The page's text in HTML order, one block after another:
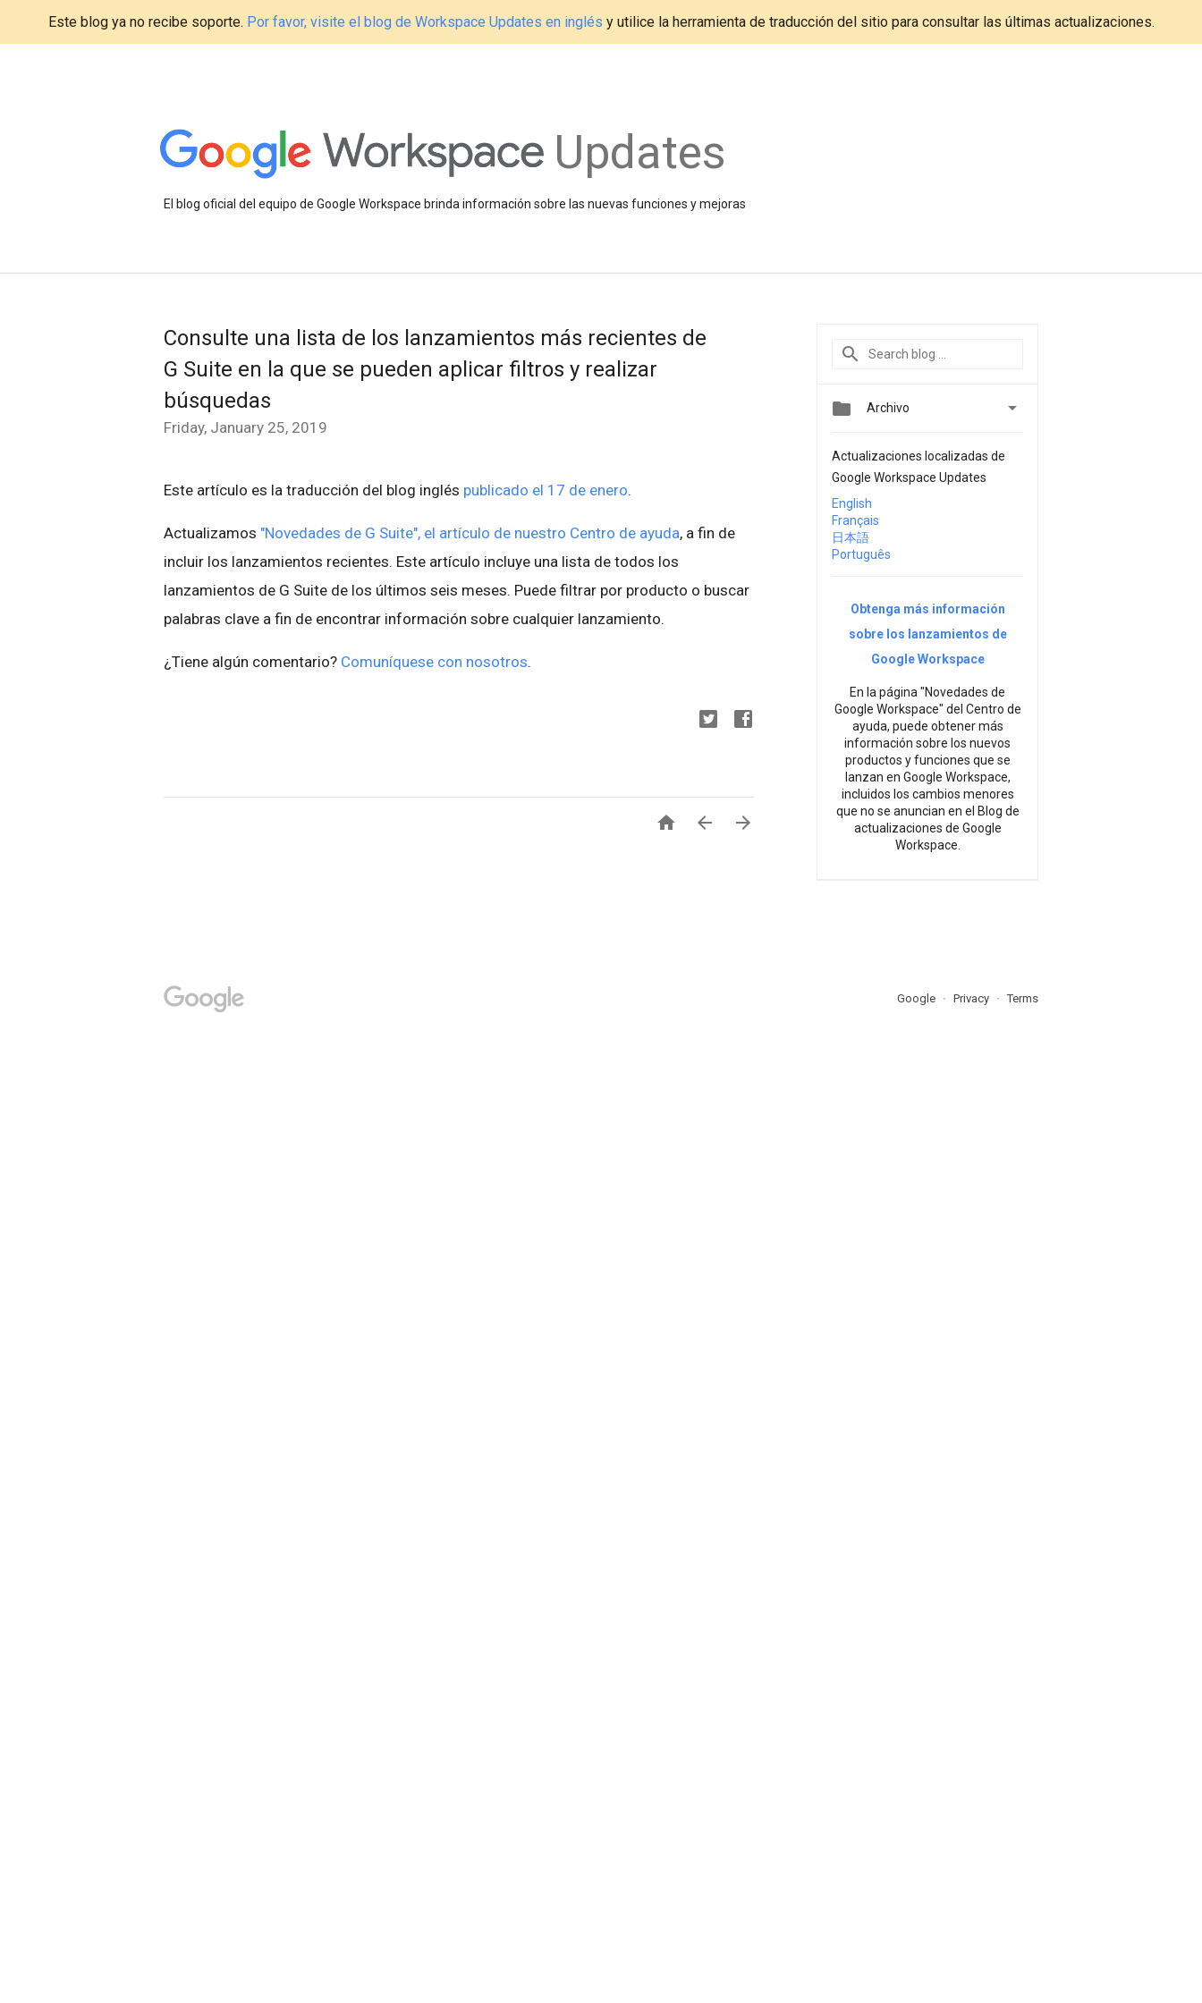
Este blog ya no recibe soporte. Por favor, visite el blog de Workspace Updates en inglés y utilice la herramienta de traducción del sitio para consultar las últimas actualizaciones.
Updates
El blog oficial del equipo de Google Workspace brinda información sobre las nuevas funciones y mejoras
Consulte una lista de los lanzamientos más recientes de
G Suite en la que se pueden aplicar filtros y realizar
búsquedas
Friday, January 25, 2019
Este artículo es la traducción del blog inglés publicado el 17 de enero.
Actualizamos "Novedades de G Suite", el artículo de nuestro Centro de ayuda, a fin de
incluir los lanzamientos recientes. Este artículo incluye una lista de todos los
lanzamientos de G Suite de los últimos seis meses. Puede filtrar por producto o buscar
palabras clave a fin de encontrar información sobre cualquier lanzamiento.
¿Tiene algún comentario? Comuníquese con nosotros.
  
 Archivo 
Actualizaciones localizadas de
Google Workspace Updates
English
Français
日本語
Português
Obtenga más información
sobre los lanzamientos de
Google Workspace
En la página "Novedades de
Google Workspace" del Centro de
ayuda, puede obtener más
información sobre los nuevos
productos y funciones que se
lanzan en Google Workspace,
incluidos los cambios menores
que no se anuncian en el Blog de
actualizaciones de Google
Workspace.
Google Privacy Terms